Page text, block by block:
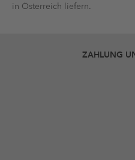
in Österreich liefern.
ZAHLUNG